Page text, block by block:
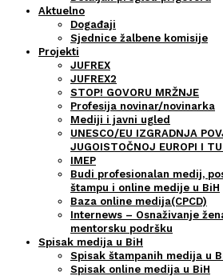
Aktuelno
Događaji
Sjednice žalbene komisije
Projekti
JUFREX
JUFREX2
STOP! GOVORU MRŽNJE
Profesija novinar/novinarka
Mediji i javni ugled
UNESCO/EU IZGRADNJA
JUGOISTOČNOJ EUROPI I
IMEP
Budi profesionalan medij,
štampu i online medije u BiH
Baza online medija(CPCD)
Internews – Osnaživanje
mentorsku podršku
Spisak medija u BiH
Spisak štampanih medija u
Spisak online medija u BiH